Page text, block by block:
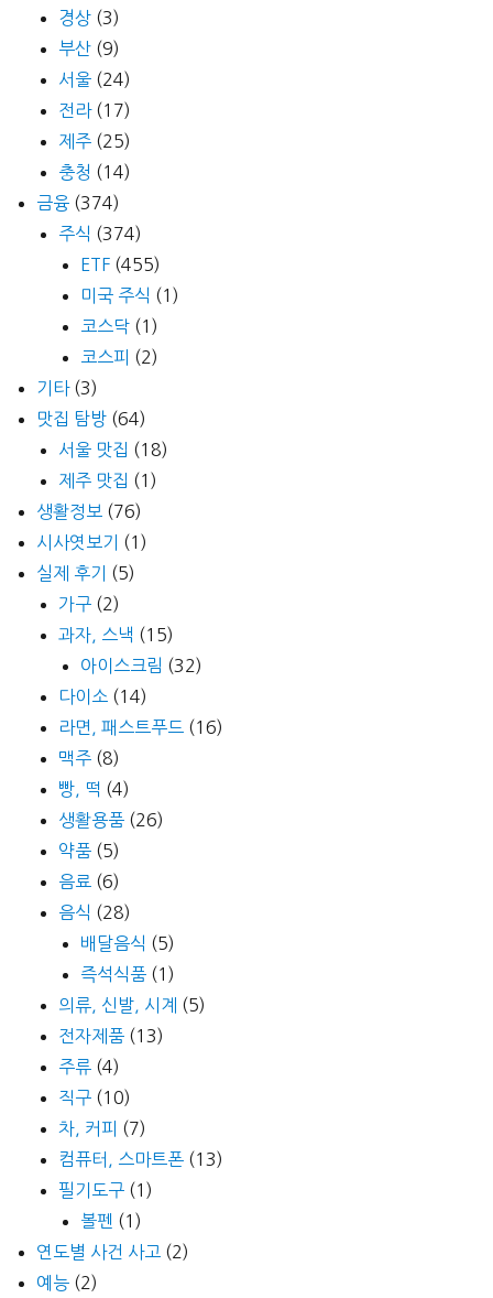
경상 (3)
부산 (9)
서울 (24)
전라(17)
제주 (25)
충청 (14)
금융 (374)
주식 (374)
ETF (455)
미국 주식 (1)
코스닥 (1)
코스피 (2)
기타(3)
맛집 탐방 (64)
서울 맛집 (18)
제주 맛집 (1)
생활정보 (76)
시사엿보기
(1)
실제 후기
(5)
가구 (2)
과자, 스낵 (15)
아이스크림 (32)
다이소 (14)
라면, 패스트푸드 (16)
맥주 (8)
빵, 떡 (4)
생활용품 (26)
약품 (5)
음료 (6)
음식 (28)
배달음식 (5)
즉석식품 (1)
의류, 신발, 시계
(5)
전자제품 (13)
주류 (4)
직구 (10)
차, 커피 (7)
컴퓨터, 스마트폰 (13)
필기도구 (1)
볼펜 (1)
연도별 사건 사고 (2)
예능 (2)